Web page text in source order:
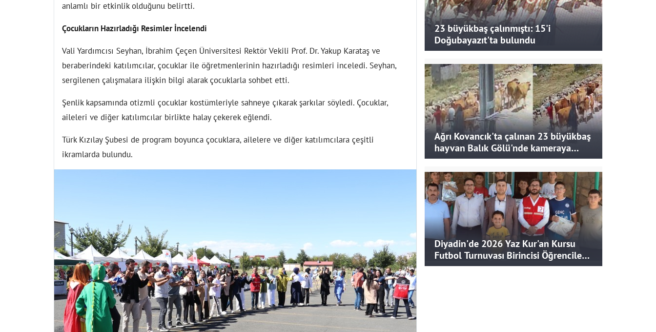
anlamlı bir etkinlik olduğunu belirtti.
Çocukların Hazırladığı Resimler İncelendi
Vali Yardımcısı Seyhan, İbrahim Çeçen Üniversitesi Rektör Vekili Prof. Dr. Yakup Karataş ve
beraberindeki katılımcılar, çocuklar ile öğretmenlerinin hazırladığı resimleri inceledi. Seyhan,
sergilenen çalışmalara ilişkin bilgi alarak çocuklarla sohbet etti.
Şenlik kapsamında otizmli çocuklar kostümleriyle sahneye çıkarak şarkılar söyledi. Çocuklar,
aileleri ve diğer katılımcılar birlikte halay çekerek eğlendi.
Türk Kızılay Şubesi de program boyunca çocuklara, ailelere ve diğer katılımcılara çeşitli
ikramlarda bulundu.
23 büyükbaş çalınmıştı: 15'i
Doğubayazıt'ta bulundu
Ağrı Kovancık'ta çalınan 23 büyükbaş
hayvan Balık Gölü'nde kameraya
takıldı
Diyadin'de 2026 Yaz Kur'an Kursu
Futbol Turnuvası Birincisi Öğrencilere
Hediye